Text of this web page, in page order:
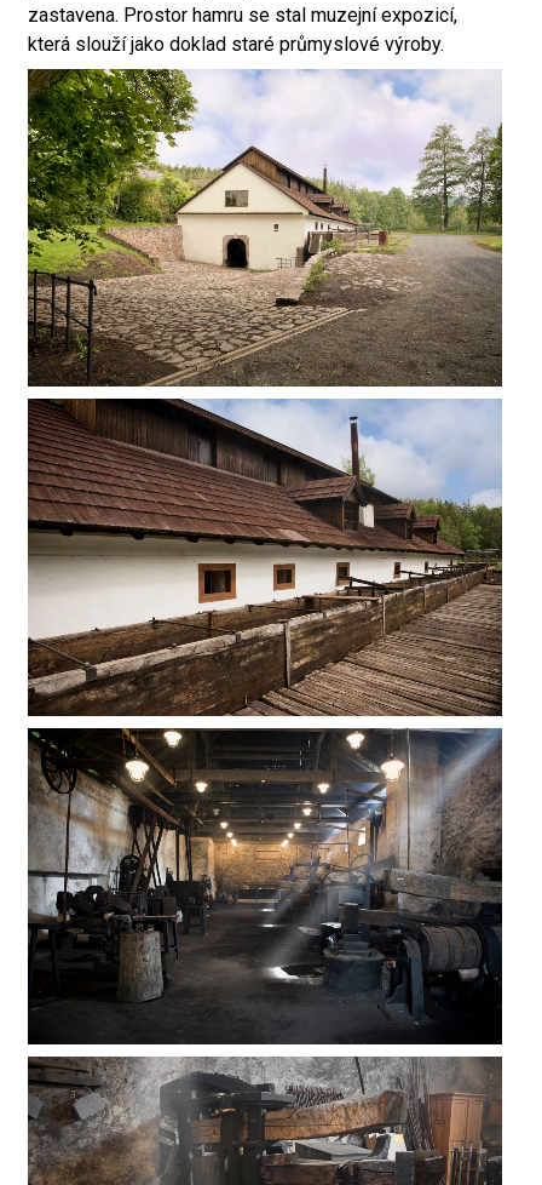
zastavena. Prostor hamru se stal muzejní expozicí,
která slouží jako doklad staré průmyslové výroby.